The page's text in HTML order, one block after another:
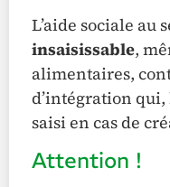
L’aide sociale au
insaisissable,
alimentaires,
d’intégration
saisi en cas de
Attention !